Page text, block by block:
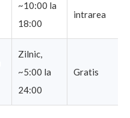
~10:00 la
18:00
intrarea
Zilnic,
~5:00 la
24:00
Gratis